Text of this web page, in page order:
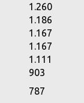
1.260
1.186
1.167
1.167
1.111
903
787